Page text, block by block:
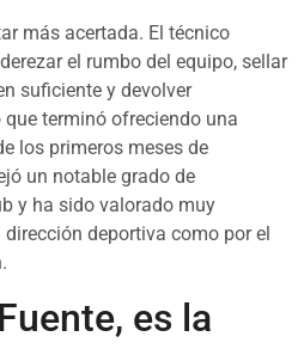
más acertada. El técnico
el rumbo del equipo, sellar
suficiente y devolver
terminó ofreciendo una
los primeros meses de
un notable grado de
y ha sido valorado muy
deportiva como por el
es la